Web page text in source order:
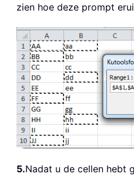
zien hoe deze prompt
5.Nadat u de cellen hebt